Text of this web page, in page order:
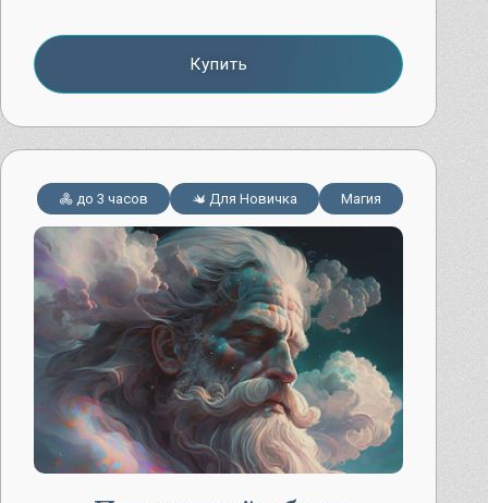
Купить
до 3 часов Для Новичка Магия